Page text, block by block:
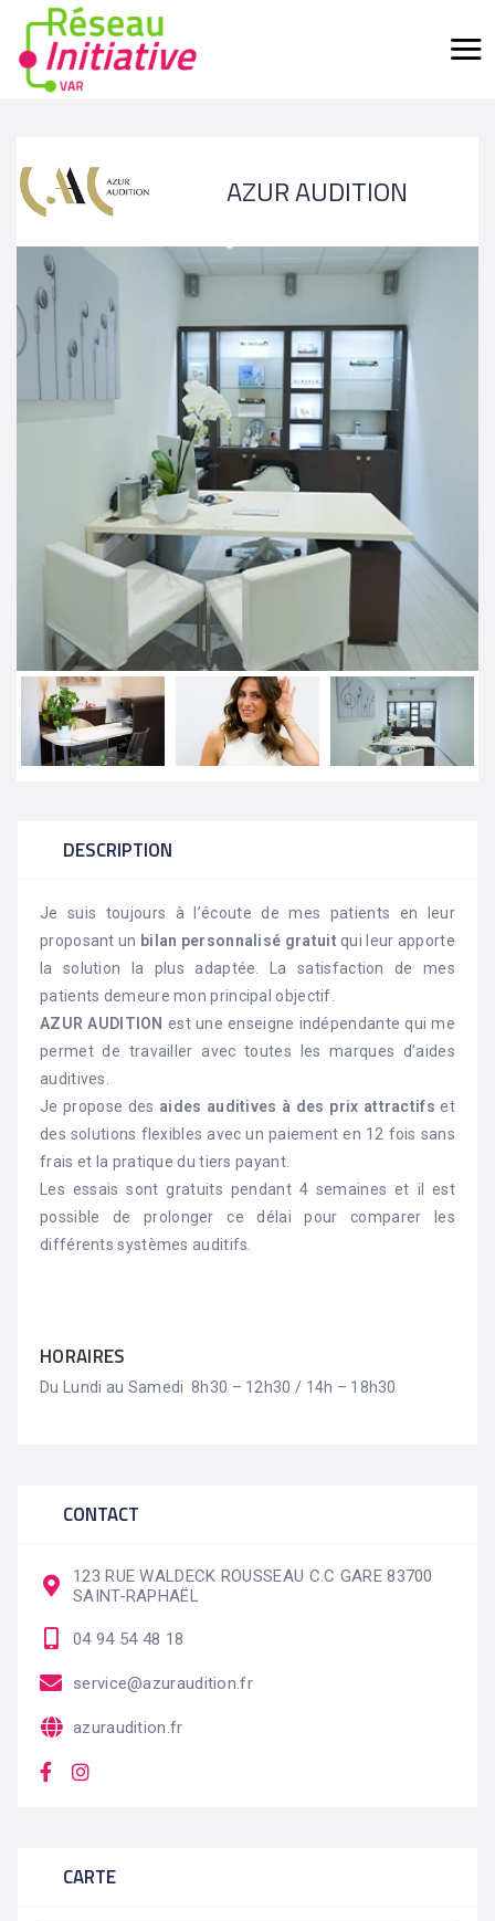
AZUR AUDITION
DESCRIPTION
Je suis toujours à l’écoute de mes patients en leur
proposant un bilan personnalisé gratuit qui leur apporte
la solution la plus adaptée. La satisfaction de mes
patients demeure mon principal objectif.
AZUR AUDITION est une enseigne indépendante qui me
permet de travailler avec toutes les marques d’aides
auditives.
Je propose des aides auditives à des prix attractifs et
des solutions flexibles avec un paiement en 12 fois sans
frais et la pratique du tiers payant.
Les essais sont gratuits pendant 4 semaines et il est
possible de prolonger ce délai pour comparer les
différents systèmes auditifs.
HORAIRES
Du Lundi au Samedi 8h30 – 12h30 / 14h – 18h30
CONTACT
123 RUE WALDECK ROUSSEAU C.C GARE 83700
SAINT-RAPHAËL
04 94 54 48 18
service@azuraudition.fr
azuraudition.fr
CARTE